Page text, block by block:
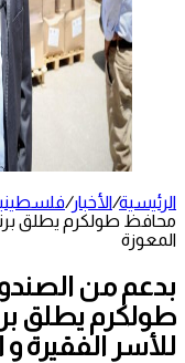
الرئيسية/الأخبار/
محافظ طولكرم يطلق
المعوزة
بدعم من
طولكرم يطلق
للأسر الفقيرة و